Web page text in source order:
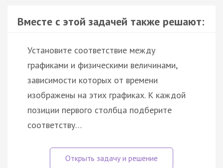
Вместе с этой задачей также решают:
Установите соответствие между
графиками и физическими величинами,
зависимости которых от времени
изображены на этих графиках. К каждой
позиции первого столбца подберите
соответству…